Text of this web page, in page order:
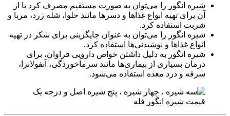
شیره انگور را می‌توان به صورت مستقیم مصرف کرد یا از
آن برای تهیه انواع غذاها و دسرها مانند حلوا، شله زرد، مربا و
شربت استفاده کرد.
شیره انگور را می‌توان به عنوان جایگزینی برای شکر در تهیه
انواع غذاها و نوشیدنی‌ها استفاده کرد.
شیره انگور به دلیل داشتن خواص دارویی فراوان، برای
درمان بسیاری از بیماری‌ها مانند سرماخوردگی، آنفولانزا،
سرفه و درد معده استفاده می‌شود.
قیمت شیره انگور فله